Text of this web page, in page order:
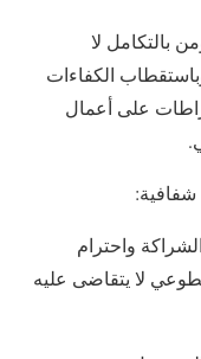
بالتكامل لا
وباستقطاب الكفاءات
على أعمال
واحترام
لا يتقاضى عليه